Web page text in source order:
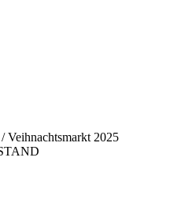
/ Veihnachtsmarkt 2025